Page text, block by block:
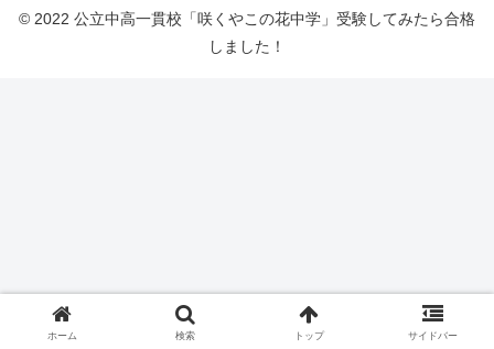
© 2022 公立中高一貫校「咲くやこの花中学」受験してみたら合格
しました！
ホーム 検索 トップ サイドバー